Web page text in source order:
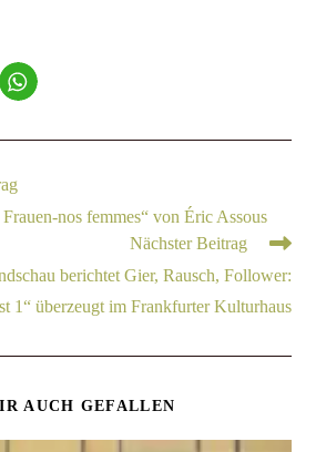
nos femmes“ von Éric Assous
Nächster Beitrag
berichtet Gier, Rausch, Follower:
1“ überzeugt im Frankfurter Kulturhaus
AUCH GEFALLEN